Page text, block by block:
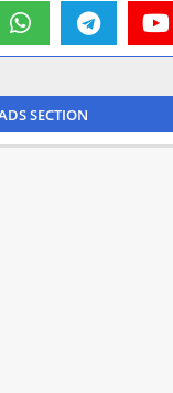
SECTION